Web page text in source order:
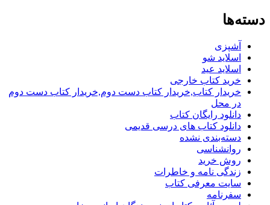
دسته‌ها
آشپزی
اسلاید شو
اسلاید عید
خرید کتاب خارجی
خریدار کتاب,خریدار کتاب دست دوم,خریدار کتاب دست دوم
در محل
دانلود رایگان کتاب
دانلود کتاب های درسی قدیمی
دسته‌بندی نشده
روانشناسی
روش خرید
زندگی نامه و خاطرات
سایت معرفی کتاب
سفرنامه